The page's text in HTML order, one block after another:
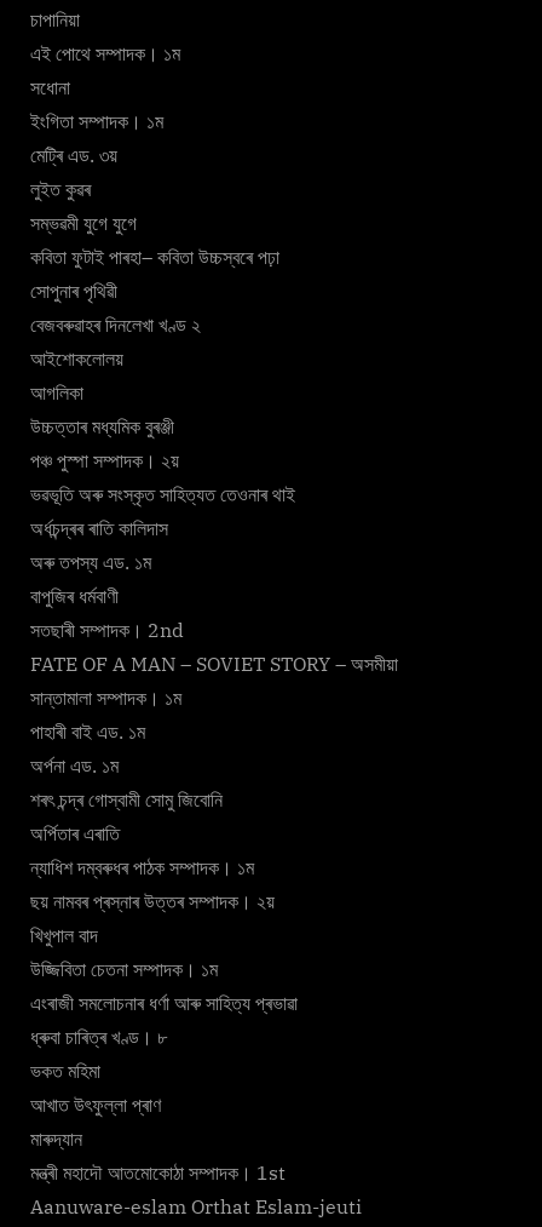
চাপানিয়া
এই পোথে সম্পাদক। ১ম
সধোনা
ইংগিতা সম্পাদক। ১ম
মেট্ৰি এড. ৩য়
লুইত কুৱৰ
সম্ভৱমী যুগে যুগে
কবিতা ফুটাই পাৰহা– কবিতা উচ্চস্বৰে পঢ়া
সোপুনাৰ পৃথিৱী
বেজবৰুৱাহৰ দিনলেখা খণ্ড ২
আইশোকলোলয়
আগলিকা
উচ্চত্তাৰ মধ্যমিক বুৰঞ্জী
পঞ্চ পুস্পা সম্পাদক। ২য়
ভৱভূতি অৰু সংস্কৃত সাহিত্যত তেওনাৰ থাই
অৰ্ধচন্দ্ৰৰ ৰাতি কালিদাস
অৰু তপস্য এড. ১ম
বাপুজিৰ ধৰ্মবাণী
সতছাৰী সম্পাদক। 2nd
FATE OF A MAN – SOVIET STORY – অসমীয়া
সান্তামালা সম্পাদক। ১ম
পাহাৰী বাই এড. ১ম
অৰ্পনা এড. ১ম
শৰৎ চন্দ্ৰ গোস্বামী সোমু জিবোনি
অৰ্পিতাৰ এৰাতি
ন্যাধিশ দম্বৰুধৰ পাঠক সম্পাদক। ১ম
ছয় নামবৰ প্ৰস্নাৰ উত্তৰ সম্পাদক। ২য়
খিখুপাল বাদ
উজ্জিবিতা চেতনা সম্পাদক। ১ম
এংৰাজী সমলোচনাৰ ধৰ্ণা আৰু সাহিত্য প্ৰভাৱা
ধ্ৰুবা চাৰিত্ৰ খণ্ড। ৮
ভকত মহিমা
আখাত উৎফুল্লা প্ৰাণ
মাৰুদ্যান
মন্ত্ৰী মহাদৌ আতমোকোঠা সম্পাদক। 1st
Aanuware-eslam Orthat Eslam-jeuti